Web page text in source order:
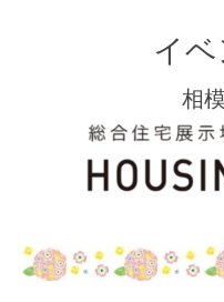
家づくりの知識
お問い合わせ
イ
相